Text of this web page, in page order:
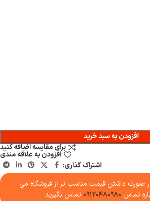
افزودن به سبد خرید
برای مقایسه اضافه کنید
افزودن به علاقه مندی
اشتراک گذاری:
صورت داشتن قیمت مناسب تر از فروشگاه می
تماس ۰۹۱۲۰۴۸۰۹۸۰ تماس بگیرید